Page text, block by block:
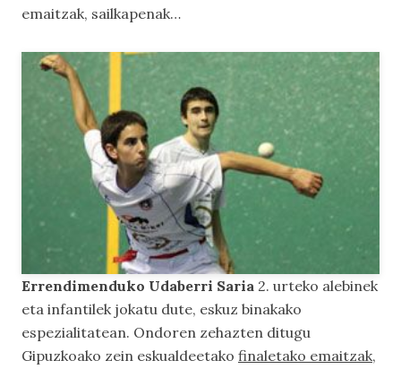
emaitzak, sailkapenak…
Errendimenduko Udaberri Saria 2. urteko alebinek
eta infantilek jokatu dute, eskuz binakako
espezialitatean. Ondoren zehazten ditugu
Gipuzkoako zein eskualdeetako finaletako emaitzak,